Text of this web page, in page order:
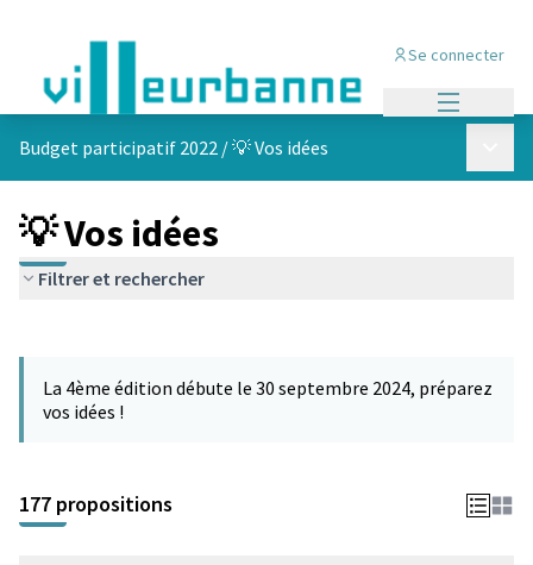
Se connecter
Budget participatif 2022 /💡 Vos idées
💡 Vos idées
Filtrer et rechercher
−
La 4ème édition débute le 30 septembre 2024, préparez
vos idées !
177 propositions